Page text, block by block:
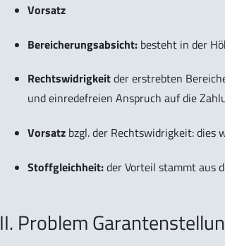
Vorsatz
Bereicherungsabsicht: besteht in der
Rechtswidrigkeitder erstrebten
und einredefreien Anspruch auf die
Vorsatz bzgl. der Rechtswidrigkeit: dies
Stoffgleichheit:der Vorteil stammt aus
II. Problem